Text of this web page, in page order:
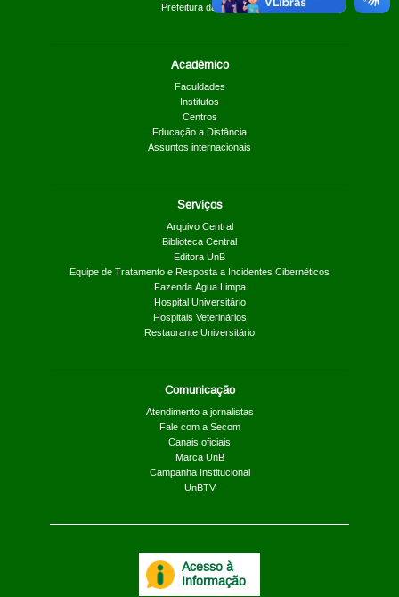
Prefeitura da UnB
Acadêmico
Faculdades
Institutos
Centros
Educação a Distância
Assuntos internacionais
Serviços
Arquivo Central
Biblioteca Central
Editora UnB
Equipe de Tratamento e Resposta a Incidentes Cibernéticos
Fazenda Água Limpa
Hospital Universitário
Hospitais Veterinários
Restaurante Universitário
Comunicação
Atendimento a jornalistas
Fale com a Secom
Canais oficiais
Marca UnB
Campanha Institucional
UnBTV
Acesso à
Informação